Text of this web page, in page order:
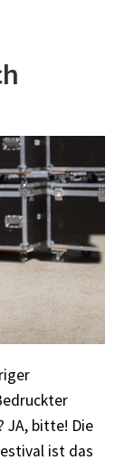
JA, bitte! Die
ist das